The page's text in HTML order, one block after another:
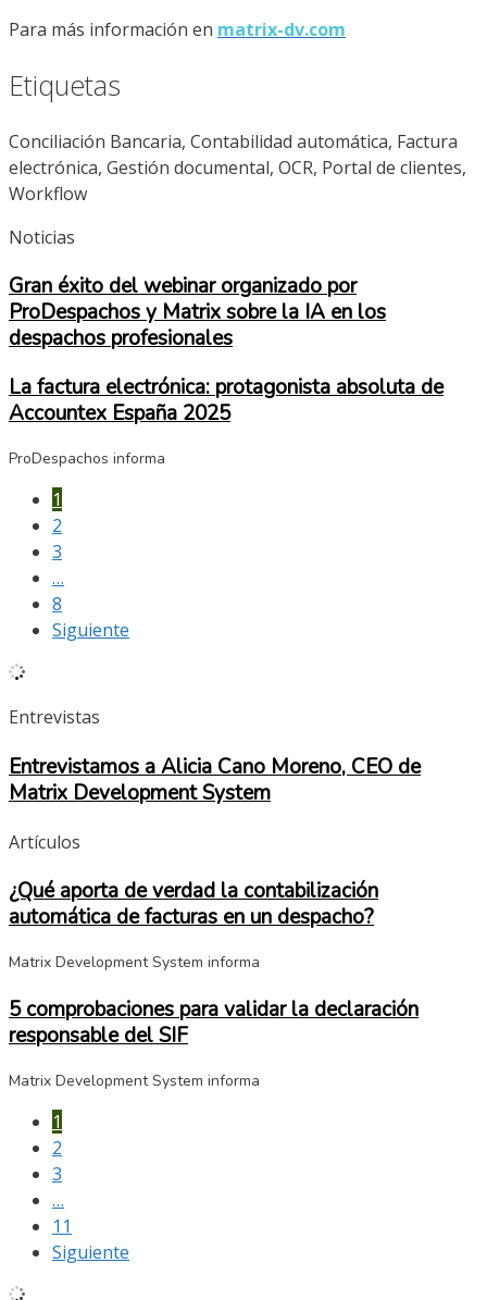
Para más información en matrix-dv.com
Etiquetas
Conciliación Bancaria, Contabilidad automática, Factura
electrónica, Gestión documental, OCR, Portal de clientes,
Workflow
Noticias
Gran éxito del webinar organizado por
ProDespachos y Matrix sobre la IA en los
despachos profesionales
La factura electrónica: protagonista absoluta de
Accountex España 2025
ProDespachos informa
1
2
3
…
8
Siguiente
Entrevistas
Entrevistamos a Alicia Cano Moreno, CEO de
Matrix Development System
Artículos
¿Qué aporta de verdad la contabilización
automática de facturas en un despacho?
Matrix Development System informa
5 comprobaciones para validar la declaración
responsable del SIF
Matrix Development System informa
1
2
3
…
11
Siguiente